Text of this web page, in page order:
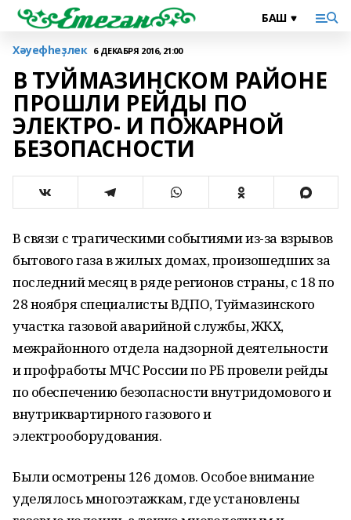
Хәуефһеҙлек 6 ДЕКАБРЯ 2016, 21:00
В ТУЙМАЗИНСКОМ РАЙОНЕ
ПРОШЛИ РЕЙДЫ ПО
ЭЛЕКТРО- И ПОЖАРНОЙ
БЕЗОПАСНОСТИ
В связи с трагическими событиями из-за взрывов
бытового газа в жилых домах, произошедших за
последний месяц в ряде регионов страны, с 18 по
28 ноября специалисты ВДПО, Туймазинского
участка газовой аварийной службы, ЖКХ,
межрайонного отдела надзорной деятельности
и профработы МЧС России по РБ провели рейды
по обеспечению безопасности внутридомового и
внутриквартирного газового и
электрооборудования.
Были осмотрены 126 домов. Особое внимание
уделялось многоэтажкам, где установлены